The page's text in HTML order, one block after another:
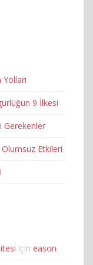
9 İlkesi
Gerekenler
Etkileri
için eason